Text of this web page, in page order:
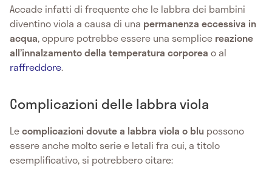
Accade infatti di frequente che le labbra dei bambini
diventino viola a causa di una permanenza eccessiva in
acqua, oppure potrebbe essere una semplice reazione
all’innalzamento della temperatura corporea o al
raffreddore.
Complicazioni delle labbra viola
Lecomplicazioni dovute a labbra viola o blu possono
essere anche molto serie e letali fra cui, a titolo
esemplificativo, si potrebbero citare: